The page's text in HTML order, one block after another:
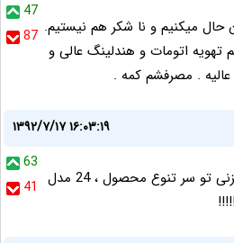
47
87 206 خودمون حال میکنیم و نا شکر هم نیستیم.
اتومات و هندلینگ عالی و
. مصرفشم کمه .
۱۳۹۲/۷/۱۷ ۱۶:۰۳:۱۹
63
41
خدمت آقا بشیر بگم چرا میزنی تو سر تنوع محصول ، 24 مدل